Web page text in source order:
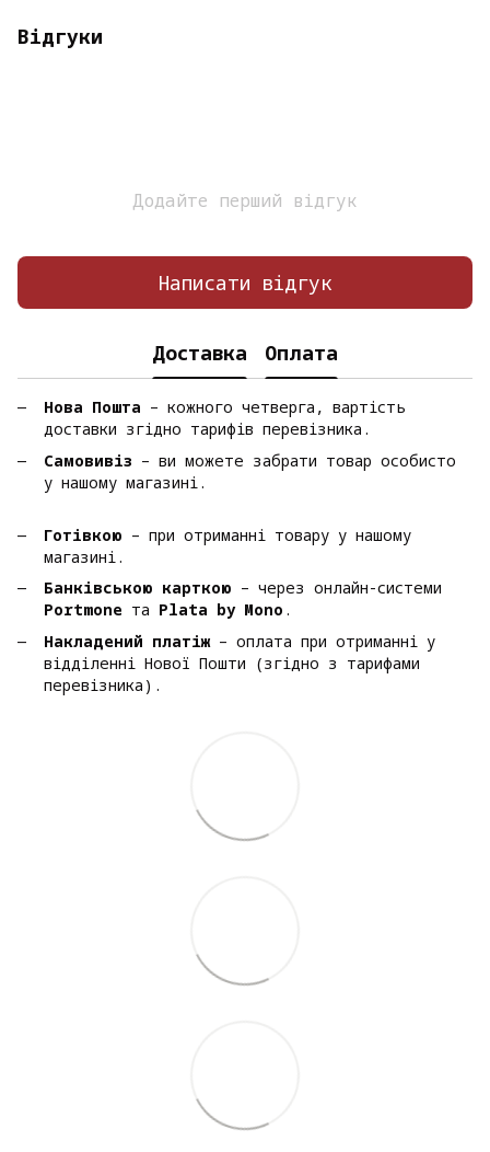
Відгуки
Додайте перший відгук
Написати відгук
Доставка Оплата
Нова Пошта – кожного четверга, вартість
доставки згідно тарифів перевізника.
Самовивіз – ви можете забрати товар особисто
у нашому магазині.
Готівкою – при отриманні товару у нашому
магазині.
Банківською карткою – через онлайн-системи
Portmone та Plata by Mono .
Накладений платіж – оплата при отриманні у
відділенні Нової Пошти (згідно з тарифами
перевізника).